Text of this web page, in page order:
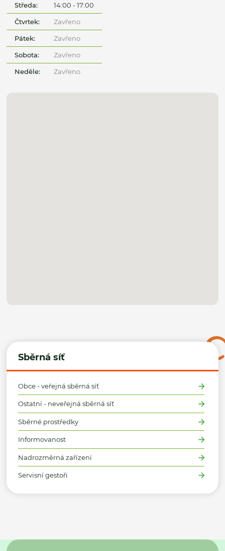
Sběrná síť
Obce - veřejná sběrná síť
Ostatní - neveřejná sběrná síť
Sběrné prostředky
Informovanost
Nadrozměrná zařízení
Servisní gestoři
Středa: 14:00 - 17:00
Čtvrtek: Zavřeno
Pátek: Zavřeno
Sobota: Zavřeno
Neděle: Zavřeno